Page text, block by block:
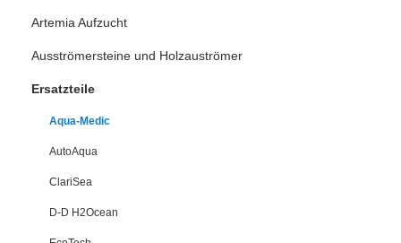
Artemia Aufzucht
Ausströmersteine und Holzauströmer
Ersatzteile
Aqua-Medic
AutoAqua
ClariSea
D-D H2Ocean